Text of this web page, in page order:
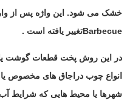
خشک می شود. این واژه پس از
Barbecueتغییر یافته است .
در این روش پخت قطعات گوشت
انواع چوب دراجاق های مخصوص
شهرها یا محیط هایی که شرایط